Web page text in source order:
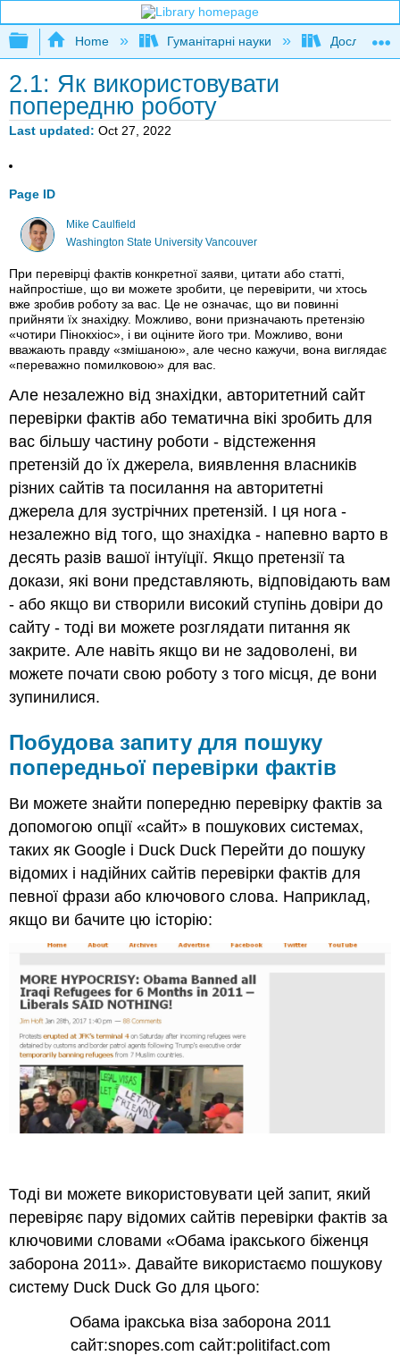
Expand/collapse global hierarchy
Home Гуманітарні науки
2.1: Як використовувати
попередню роботу
Last updated Oct 27, 2022
Page ID
Mike Caulfield
Washington State University Vancouver
При перевірці фактів конкретної заяви, цитати або статті,
найпростіше, що ви можете зробити, це перевірити, чи хтось
вже зробив роботу за вас. Це не означає, що ви повинні
прийняти їх знахідку. Можливо, вони призначають претензію
«чотири Пінокхіос», і ви оціните його три. Можливо, вони
вважають правду «змішаною», але чесно кажучи, вона виглядає
«переважно помилковою» для вас.
Але незалежно від знахідки, авторитетний сайт
перевірки фактів або тематична вікі зробить для
вас більшу частину роботи - відстеження
претензій до їх джерела, виявлення власників
різних сайтів та посилання на авторитетні
джерела для зустрічних претензій. І ця нога -
незалежно від того, що знахідка - напевно варто в
десять разів вашої інтуїції. Якщо претензії та
докази, які вони представляють, відповідають вам
- або якщо ви створили високий ступінь довіри до
сайту - тоді ви можете розглядати питання як
закрите. Але навіть якщо ви не задоволені, ви
можете почати свою роботу з того місця, де вони
зупинилися.
Побудова запиту для пошуку
попередньої перевірки фактів
Ви можете знайти попередню перевірку фактів за
допомогою опції «сайт» в пошукових системах,
таких як Google і Duck Duck Перейти до пошуку
відомих і надійних сайтів перевірки фактів для
певної фрази або ключового слова. Наприклад,
якщо ви бачите цю історію:
Тоді ви можете використовувати цей запит, який
перевіряє пару відомих сайтів перевірки фактів за
ключовими словами «Обама іракського біженця
заборона 2011». Давайте використаємо пошукову
систему Duck Duck Go для цього:
Обама іракська віза заборона 2011
сайт:snopes.com сайт:politifact.com